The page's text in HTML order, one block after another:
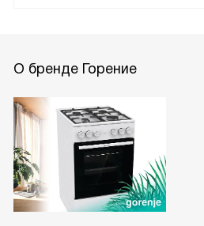
О бренде Горение